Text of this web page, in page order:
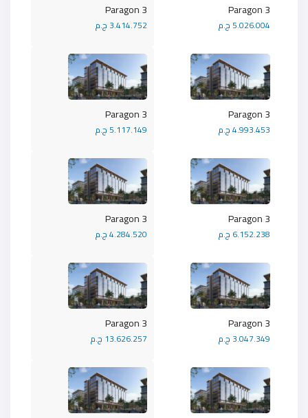
Paragon 3
3.414.752 ج.م
Paragon 3
5.026.004 ج.م
Paragon 3
5.117.149 ج.م
Paragon 3
4.993.453 ج.م
Paragon 3
4.284.520 ج.م
Paragon 3
6.152.238 ج.م
Paragon 3
13.626.257 ج.م
Paragon 3
3.047.349 ج.م